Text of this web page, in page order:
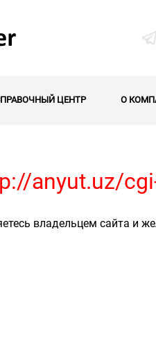
ЦЕНТР О
anyut.uz/
владельцем сайта и